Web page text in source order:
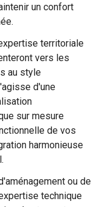
un confort
territoriale
vers les
au style
d'une
sur mesure
de vos
harmonieuse
ou de
technique